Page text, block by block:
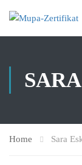
Home Sara